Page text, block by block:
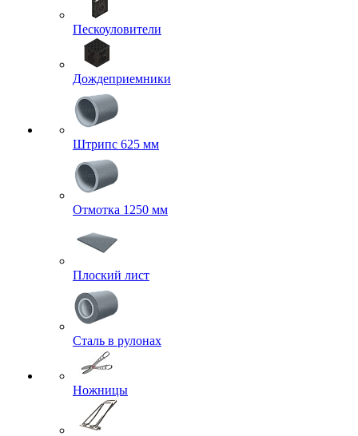
Пескоуловители
Дождеприемники
Штрипс 625 мм
Отмотка 1250 мм
Плоский лист
Сталь в рулонах
Ножницы